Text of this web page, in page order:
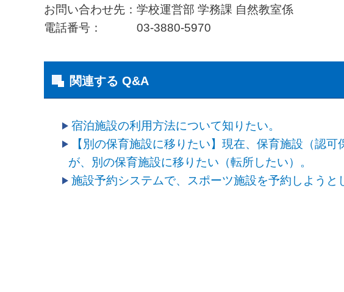
お問い合わせ先：学校運営部 学務課 自然教室係
電話番号： 03-3880-5970
関連する Q&A
宿泊施設の利用方法について知りたい。
【別の保育施設に移りたい】現在、保育施設（認
が、別の保育施設に移りたい（転所したい）。
施設予約システムで、スポーツ施設を予約しようと